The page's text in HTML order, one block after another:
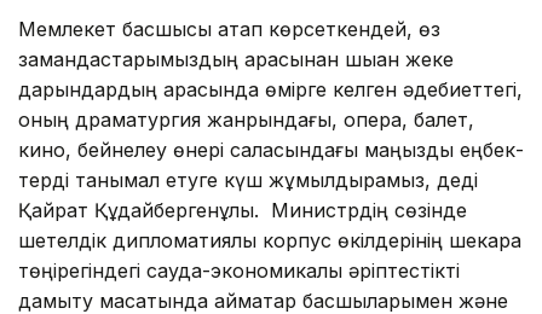
Мемлекет басшы­сы атап көрсет­кендей, өз
замандас­тары­мыздың арасынан шыққан жеке
дарын­­дар­дың арқасында өмірге келген әде­биеттегі,
оның драматургия жан­­рындағы, опера, балет,
кино, бей­­нелеу өнері саласындағы маңызды ең­бек­
терді танымал етуге күш жұмыл­дырамыз, деді
Қайрат Құдайбер­генұлы. Министрдің сөзінде
шетелдік дипломатиялық корпус өкілдерінің шекара
төңірегіндегі сауда-эко­но­микалық әріптестікті
дамыту мақсатында аймақтар басшыларымен және